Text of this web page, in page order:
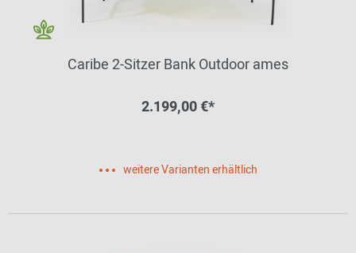
Caribe 2-Sitzer Bank Outdoor ames
2.199,00 €*
weitere Varianten erhältlich